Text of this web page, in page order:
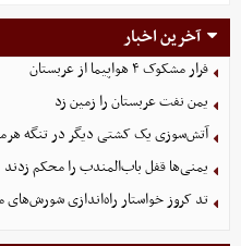
آخرین اخبار
فرار مشکوک ۴ هواپیما از عربستان
یمن نفت عربستان را زمین زد
آتش‌سوزی یک کشتی دیگر در تنگه
یمنی‌ها قفل باب‌المندب را محکم زدند
تد کروز خواستار راه‌اندازی شورش‌های